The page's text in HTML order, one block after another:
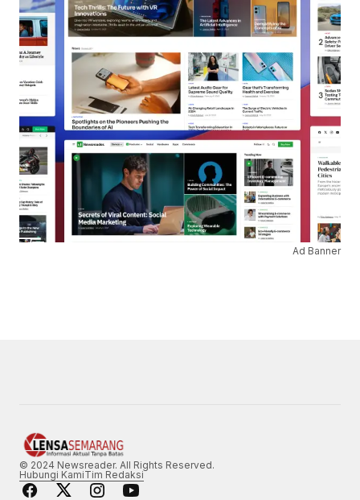
Ad Banner
© 2024 Newsreader. All Rights Reserved.
Hubungi KamiTim Redaksi